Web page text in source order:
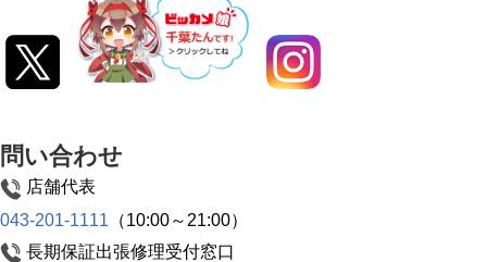
問い合わせ
店舗代表
043-201-1111 （10:00～21:00）
長期保証出張修理受付窓口